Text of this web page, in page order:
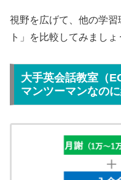
視野を広げて、他の学
ト」を比較してみましょ
大手英会話教室（
マンツーマンなの